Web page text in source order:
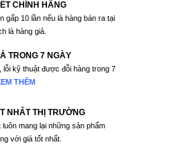
CHÍNH HÃNG
gấp 10 lần nếu là hàng bán ra tại
là hàng giả.
TRONG 7 NGÀY
lỗi kỹ thuật được đỗi hàng trong 7
THÊM
NHẤT THỊ TRƯỜNG
luôn mang lại những sản phẩm
với giá tốt nhất.